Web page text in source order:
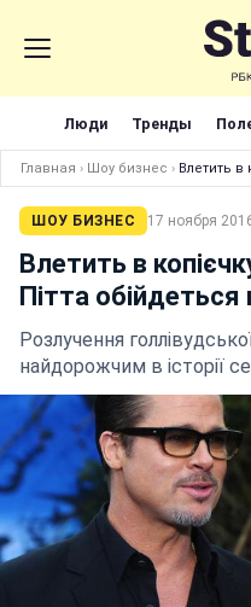
Люди Тренды
Главная › Шоу бизнес › Влетить в
ШОУ БИЗНЕС 17 ноября
Влетить в
Пітта
Розлучення
найдорожчим в історії